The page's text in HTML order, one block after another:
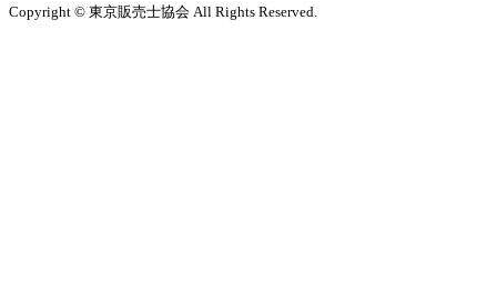
Copyright © 東京販売士協会 All Rights Reserved.